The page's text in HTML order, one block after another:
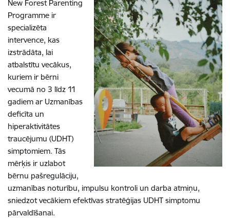
New Forest Parenting
Programme ir
specializēta
intervence, kas
izstrādāta, lai
atbalstītu vecākus,
kuriem ir bērni
vecumā no 3 līdz 11
gadiem ar Uzmanības
deficīta un
hiperaktivitātes
traucējumu (UDHT)
simptomiem. Tās
mērķis ir uzlabot
bērnu pašregulāciju,
uzmanības noturību, impulsu kontroli un darba atmiņu,
sniedzot vecākiem efektīvas stratēģijas UDHT simptomu
pārvaldīšanai.